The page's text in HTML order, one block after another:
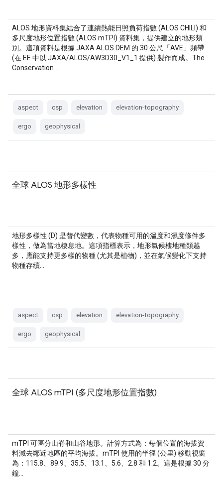
ALOS 地形資料集結合了連續熱能日照負荷指數 (ALOS CHILI) 和
多尺度地形位置指數 (ALOS mTPI) 資料集，提供建立的地形類
別。這項資料是根據 JAXA ALOS DEM 的 30 公尺「AVE」頻帶
(在 EE 中以 JAXA/ALOS/AW3D30_V1_1 提供) 製作而成。The
Conservation …
aspect csp elevation elevation-topography
ergo geophysical
全球 ALOS 地形多樣性
地形多樣性 (D) 是替代變數，代表物種可用的溫度和濕度條件多
樣性，做為當地棲息地。這項指標表示，地形氣候棲地種類越
多，應能支持更多樣的物種 (尤其是植物)，並在氣候變化下支持
物種存續…
aspect csp elevation elevation-topography
ergo geophysical
全球 ALOS mTPI (多尺度地形位置指數)
mTPI 可區分山脊和山谷地形。計算方式為：每個位置的海拔資
料減去鄰近地區的平均海拔。mTPI 使用的半徑 (公里) 移動視窗
為：115.8、89.9、35.5、13.1、5.6、2.8 和 1.2。這是根據 30 分
鐘…